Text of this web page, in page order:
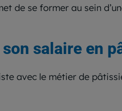
de se former au sein
salaire en
avec le métier de